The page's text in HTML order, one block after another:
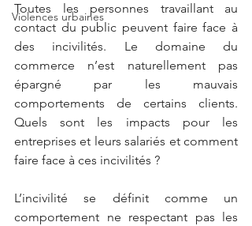
Violences urbaines
Toutes les personnes travaillant au
contact du public peuvent faire face à
des incivilités. Le domaine du
commerce n’est naturellement pas
épargné par les mauvais
comportements de certains clients.
Quels sont les impacts pour les
entreprises et leurs salariés et comment
faire face à ces incivilités ?
L’incivilité se définit comme un
comportement ne respectant pas les